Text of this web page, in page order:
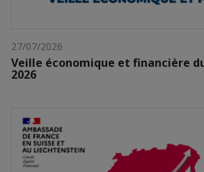
27/07/2026
Veille économique et financière
2026